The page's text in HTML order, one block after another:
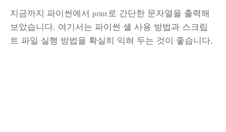
지금까지 파이썬에서 print로 간단한 문자열을 출력해
보았습니다. 여기서는 파이썬 셸 사용 방법과 스크립
트 파일 실행 방법을 확실히 익혀 두는 것이 좋습니다.